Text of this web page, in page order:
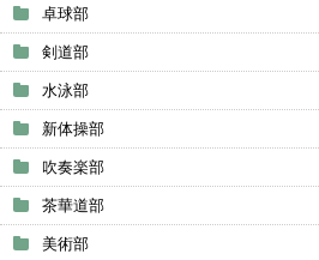
卓球部
剣道部
水泳部
新体操部
吹奏楽部
茶華道部
美術部